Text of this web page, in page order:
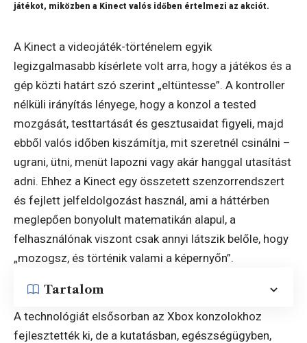
játékot, miközben a Kinect valós időben értelmezi az akciót.
A Kinect a videojáték-történelem egyik
legizgalmasabb kísérlete volt arra, hogy a játékos és a
gép közti határt szó szerint „eltüntesse”. A kontroller
nélküli irányítás lényege, hogy a konzol a tested
mozgását, testtartását és gesztusaidat figyeli, majd
ebből valós időben kiszámítja, mit szeretnél csinálni –
ugrani, ütni, menüt lapozni vagy akár hanggal utasítást
adni. Ehhez a Kinect egy összetett szenzorrendszert
és fejlett jelfeldolgozást használ, ami a háttérben
meglepően bonyolult matematikán alapul, a
felhasználónak viszont csak annyi látszik belőle, hogy
„mozogsz, és történik valami a képernyőn”.
Tartalom
A technológiát elsősorban az Xbox konzolokhoz
fejlesztették ki, de a kutatásban, egészségügyben,